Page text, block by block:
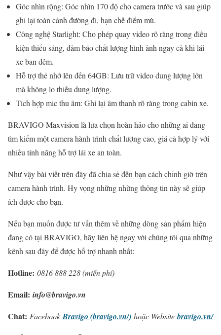
Góc nhìn rộng: Góc nhìn 170 độ cho camera trước và sau giúp
ghi lại toàn cảnh đường đi, hạn chế điểm mù.
Công nghệ Starlight: Cho phép quay video rõ ràng trong điều
kiện thiếu sáng, đảm bảo chất lượng hình ảnh ngay cả khi lái
xe ban đêm.
Hỗ trợ thẻ nhớ lên đến 64GB: Lưu trữ video dung lượng lớn
mà không lo thiếu dung lượng.
Tích hợp mic thu âm: Ghi lại âm thanh rõ ràng trong cabin xe.
BRAVIGO Maxvision là lựa chọn hoàn hảo cho những ai đang
tìm kiếm một camera hành trình chất lượng cao, giá cả hợp lý với
nhiều tính năng hỗ trợ lái xe an toàn.
Như vậy bài viết trên đây đã chia sẻ đến bạn cách chỉnh giờ trên
camera hành trình. Hy vọng những những thông tin này sẽ giúp
ích được cho bạn.
Nếu bạn muốn được tư vấn thêm về những dòng sản phẩm hiện
đang có tại BRAVIGO, hãy liên hệ ngay với chúng tôi qua những
kênh sau đây để được hỗ trợ nhanh nhất:
Hotline: 0816 888 228 (miễn phí)
Email: info@bravigo.vn
Chat: Facebook Bravigo (bravigo.vn/) hoặc Websitebravigo.vn/